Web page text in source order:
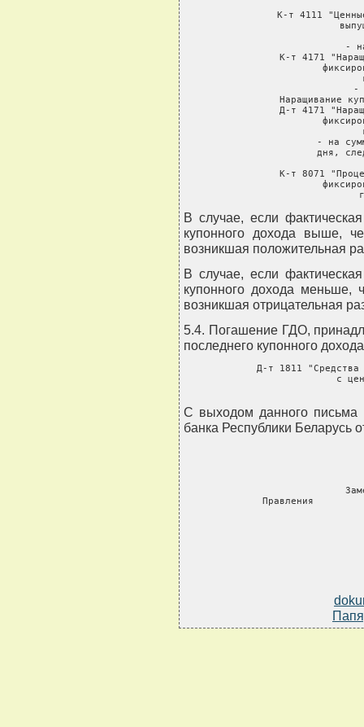
К-т 4111
-
К-т 4171
-
Наращивание
Д-т 4171
- на
дня,
К-т 8071
В случае, если
купонного дохода выше,
возникшая положительная
В случае, если
купонного дохода меньше,
возникшая отрицательная
5.4. Погашение ГДО,
последнего купонного
Д-т 1811 "Средства
с
С выходом данного письма
банка Республики Беларусь
Правления